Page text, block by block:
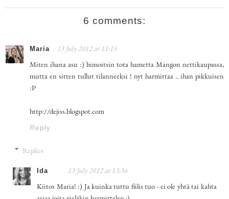
6 comments:
Maria 13 July 2012 at 11:15
Miten ihana asu :) himoitsin tota hametta Mangon nettikaupassa,
mutta en sitten tullut tilanneeksi ! nyt harmittaa .. ihan pikkuisen
:P
http://dejiss.blogspot.com
Reply
Replies
Ida 13 July 2012 at 13:36
Kiitos Maria! :) Ja kuinka tuttu fiilis tuo - ei ole yhtä tai kahta